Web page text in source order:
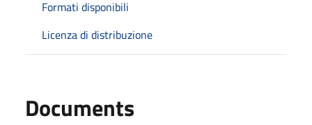
Formati disponibili
Licenza di distribuzione
Documents